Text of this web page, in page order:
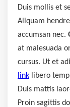
Duis mollis et
Aliquam
accumsan nec.
at malesuada
cursus. Ut et
link libero
Duis mattis
Proin sagittis